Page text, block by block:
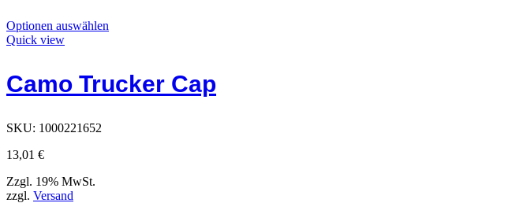
Optionen auswählen
die
auf
Quick view
Camo Trucker Cap
SKU: 1000221652
13,01 €
Zzgl. 19% MwSt.
zzgl. Versand